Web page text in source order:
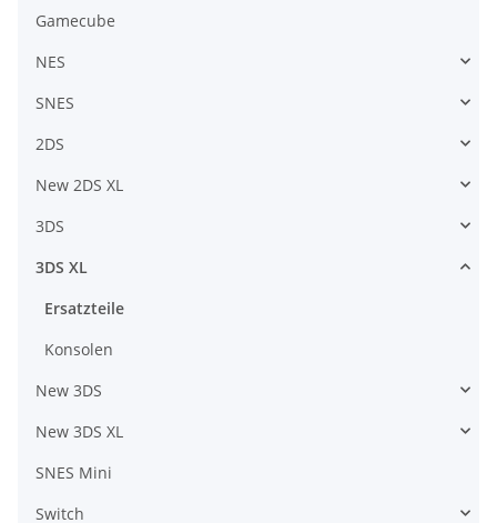
Gamecube
NES
SNES
2DS
New 2DS XL
3DS
3DS XL
Ersatzteile
Konsolen
New 3DS
New 3DS XL
SNES Mini
Switch